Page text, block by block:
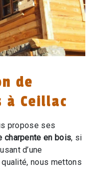
de
à Ceillac
propose ses
charpente en bois, si
d’une
nous mettons